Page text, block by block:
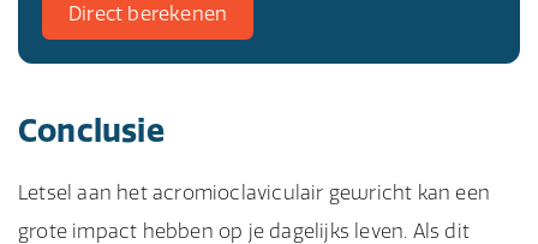
Direct berekenen
Conclusie
Letsel aan het acromioclaviculair gewricht kan een
grote impact hebben op je dagelijks leven. Als dit